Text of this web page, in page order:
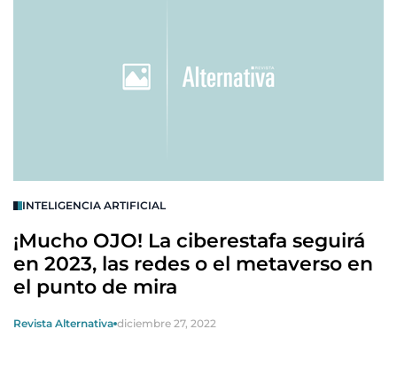
INTELIGENCIA ARTIFICIAL
¡Mucho OJO! La ciberestafa seguirá
en 2023, las redes o el metaverso en
el punto de mira
Revista Alternativa diciembre 27, 2022